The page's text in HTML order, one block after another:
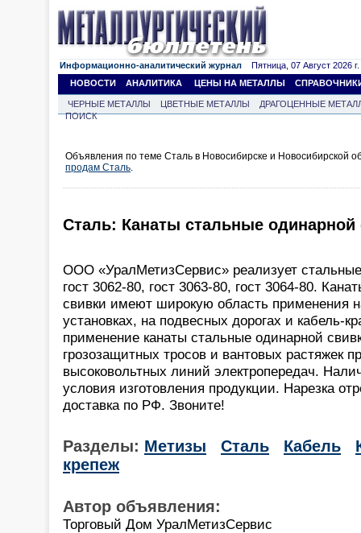
Информационно-аналитический журнал Пятница, 07 Август 2026 г.
НОВОСТИ
АНАЛИТИКА ЦЕНЫ НА МЕТАЛЛЫ
ЧЕРНЫЕ МЕТАЛЛЫ ЦВЕТНЫЕ МЕТАЛЛЫ
ДРАГОЦЕННЫЕ
ПОИСК
Объявления по теме Сталь в Новосибирске и Новосибирской
продам Сталь.
Сталь: Канаты стальные одинарной
ООО «УралМетизСервис» реализует
гост 3062-80, гост 3063-80, гост 3064-80.
свивки имеют широкую область применения
установках, на подвесных дорогах и кабель-
применение канаты стальные одинарной
грозозащитных тросов и вантовых растяжек
высоковольтных линий электропередач.
условия изготовления продукции. Нарезка
доставка по РФ. Звоните!
Разделы: Метизы Сталь Кабель
крепеж
Автор объявления:
Торговый Дом УралМетизСервис